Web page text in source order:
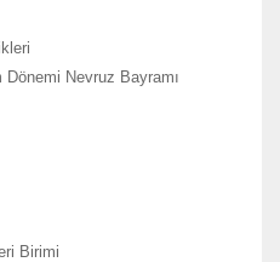
Nevruz Bayramı
Birimi